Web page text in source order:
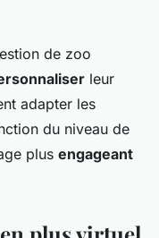
de zoo
leur
adapter les
du niveau de
plus engageant